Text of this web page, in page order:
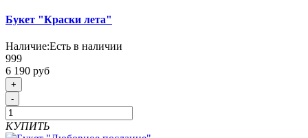
Букет "Краски лета"
Наличие:Есть в наличии
999
6 190 руб
+
-
КУПИТЬ